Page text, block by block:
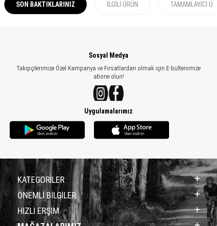
SON BAKTIKLARINIZ İLGILI ÜRÜN TAMAMLAYICI
Sosyal Medya
Takipçilerimize Özel Kampanya ve Fırsatlardan olmak için E-bültenimize
abone olun!
Uygulamalarımız
KATEGORİLER
ÖNEMLİ BİLGİLER
HIZLI ERŞİM